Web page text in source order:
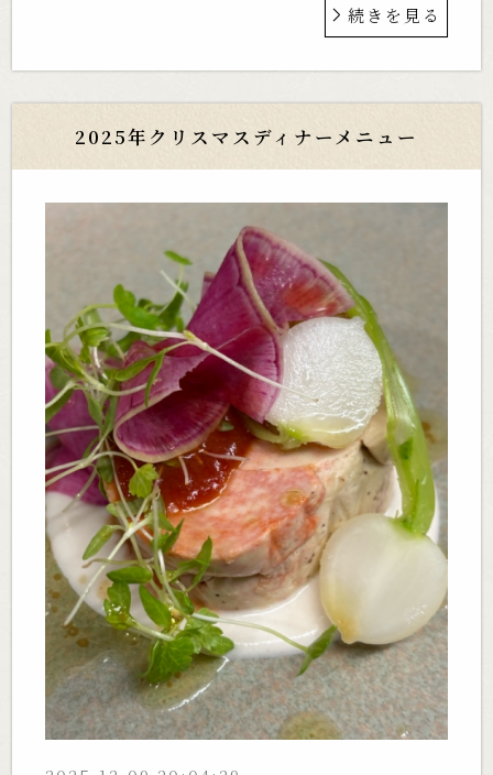
続きを見る
2025年クリスマスディナーメニュー